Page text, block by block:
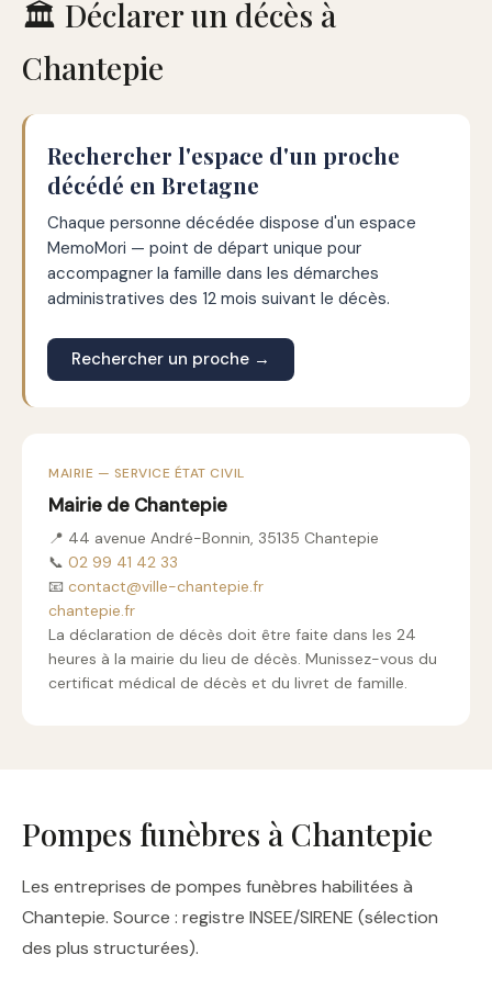
🏛️ Déclarer un décès à
Chantepie
Rechercher l'espace d'un proche
décédé en Bretagne
Chaque personne décédée dispose d'un espace
MemoMori — point de départ unique pour
accompagner la famille dans les démarches
administratives des 12 mois suivant le décès.
Rechercher un proche →
MAIRIE — SERVICE ÉTAT CIVIL
Mairie de Chantepie
📍 44 avenue André-Bonnin, 35135 Chantepie
📞 02 99 41 42 33
📧 contact@ville-chantepie.fr
chantepie.fr
La déclaration de décès doit être faite dans les 24
heures à la mairie du lieu de décès. Munissez-vous du
certificat médical de décès et du livret de famille.
Pompes funèbres à Chantepie
Les entreprises de pompes funèbres habilitées à
Chantepie. Source : registre INSEE/SIRENE (sélection
des plus structurées).